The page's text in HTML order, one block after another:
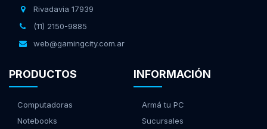
Rivadavia 17939
(11) 2150-9885
web@gamingcity.com.ar
PRODUCTOS
Computadoras
Notebooks
INFORMACIÓN
Armá tu PC
Sucursales